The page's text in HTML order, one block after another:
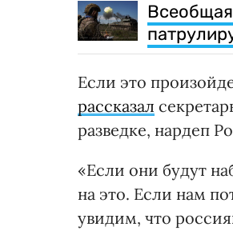
Если это
рассказал
разведке, нардеп
«Если они будут
на это. Если нам
увидим, что